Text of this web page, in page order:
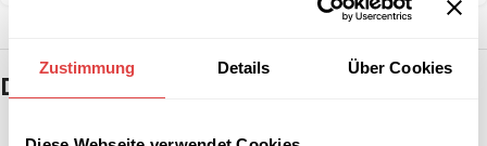
Zustimmung Details Über Cookies
Das könnte dir auch gefallen …